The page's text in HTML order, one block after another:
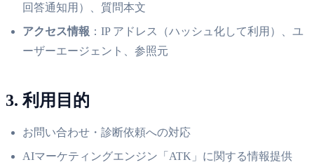
回答通知用）、質問本文
アクセス情報 ：IP アドレス（ハッシュ化して利用）、ユ
ーザーエージェント、参照元
3. 利用目的
お問い合わせ・診断依頼への対応
AIマーケティングエンジン「ATK」に関する情報提供